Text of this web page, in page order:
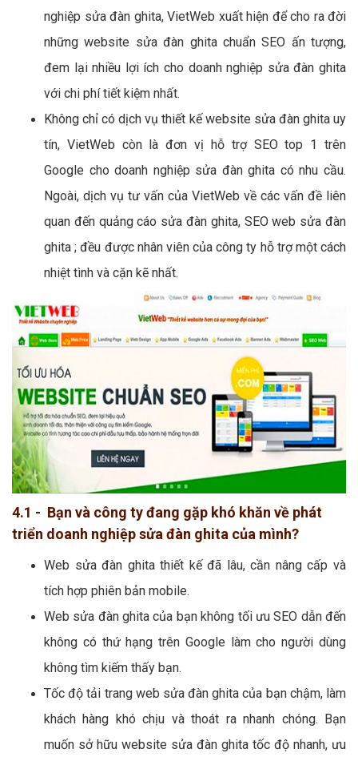
nghiệp sửa đàn ghita, VietWeb xuất hiện để cho ra đời
những website sửa đàn ghita chuẩn SEO ấn tượng,
đem lại nhiều lợi ích cho doanh nghiệp sửa đàn ghita
với chi phí tiết kiệm nhất.
Không chỉ có dịch vụ thiết kế website sửa đàn ghita uy
tín, VietWeb còn là đơn vị hỗ trợ SEO top 1 trên
Google cho doanh nghiệp sửa đàn ghita có nhu cầu.
Ngoài, dịch vụ tư vấn của VietWeb về các vấn đề liên
quan đến quảng cáo sửa đàn ghita, SEO web sửa đàn
ghita ; đều được nhân viên của công ty hỗ trợ một cách
nhiệt tình và cặn kẽ nhất.
4.1 - Bạn và công ty đang gặp khó khăn về phát
triển doanh nghiệp sửa đàn ghita của mình?
Web sửa đàn ghita thiết kế đã lâu, cần nâng cấp và
tích hợp phiên bản mobile.
Web sửa đàn ghita của bạn không tối ưu SEO dẫn đến
không có thứ hạng trên Google làm cho người dùng
không tìm kiếm thấy bạn.
Tốc độ tải trang web sửa đàn ghita của bạn chậm, làm
khách hàng khó chịu và thoát ra nhanh chóng. Bạn
muốn sở hữu website sửa đàn ghita tốc độ nhanh, ưu